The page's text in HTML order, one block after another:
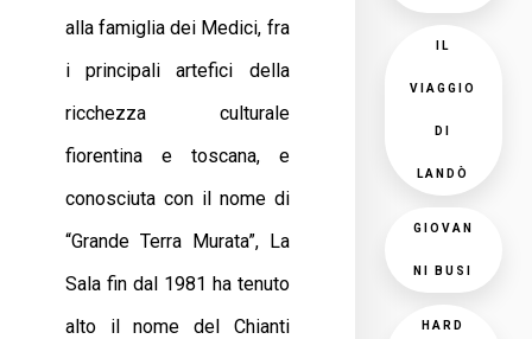
alla famiglia dei Medici, fra
i principali artefici della
ricchezza culturale
fiorentina e toscana, e
conosciuta con il nome di
“Grande Terra Murata”, La
Sala fin dal 1981 ha tenuto
alto il nome del Chianti
IL
VIAGGIO
DI
LANDÒ
GIOVAN
NI BUSI
HARD